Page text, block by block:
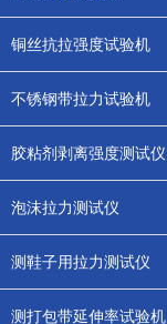
铜丝抗拉强度试验机
不锈钢带拉力试验机
胶粘剂剥离强度测试仪
泡沫拉力测试仪
测鞋子用拉力测试仪
测打包带延伸率试验机